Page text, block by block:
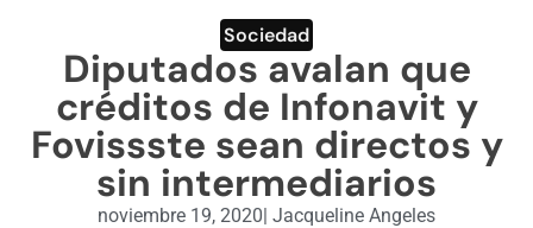
ENGLISH SECTION
VIDEOS
Sociedad
Diputados avalan que
créditos de Infonavit y
Fovissste sean directos y
sin intermediarios
noviembre 19, 2020| Jacqueline Angeles